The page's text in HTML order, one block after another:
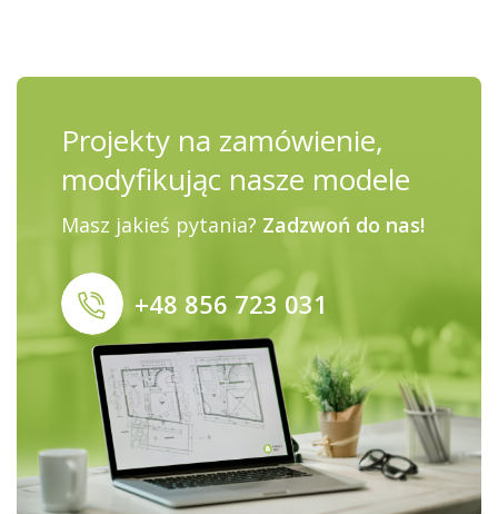
Projekty na zamówienie,
modyfikując nasze modele
Masz jakieś pytania? Zadzwoń do nas!
+48 856 723 031